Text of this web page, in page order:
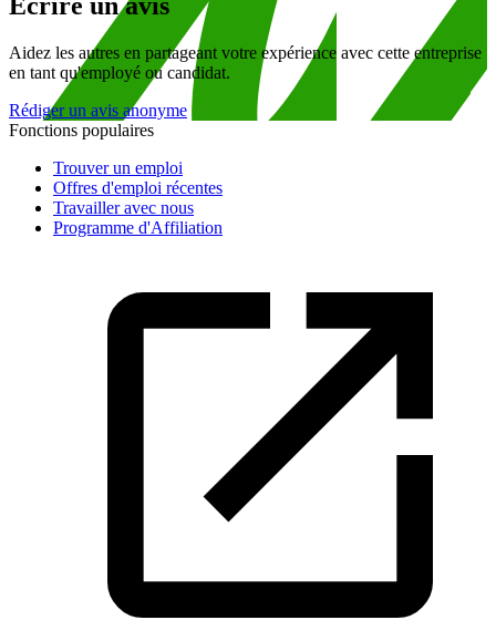
Écrire un avis
Aidez les autres en partageant votre expérience avec cette entreprise
en tant qu'employé ou candidat.
Rédiger un avis anonyme
Fonctions populaires
Trouver un emploi
Offres d'emploi récentes
Travailler avec nous
Programme d'Affiliation